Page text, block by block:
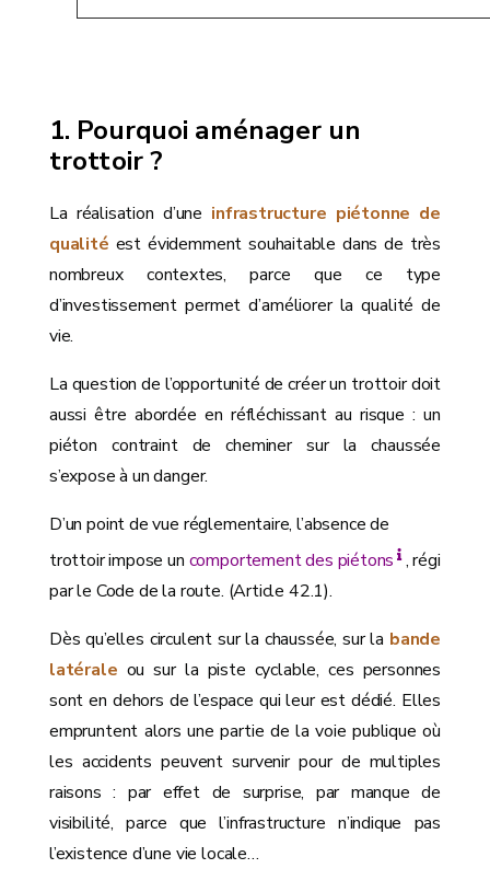
Pourquoi aménager un
trottoir ?
La réalisation d’une infrastructure piétonne de
qualité est évidemment souhaitable dans de très
nombreux contextes, parce que ce type
d’investissement permet d’améliorer la qualité de
vie.
La question de l’opportunité de créer un trottoir doit
aussi être abordée en réfléchissant au risque : un
piéton contraint de cheminer sur la chaussée
s’expose à un danger.
D’un point de vue réglementaire, l’absence de
trottoir impose un comportement des piétons , régi
par le Code de la route. (Article 42.1).
Dès qu’elles circulent sur la chaussée, sur la bande
latérale ou sur la piste cyclable, ces personnes
sont en dehors de l’espace qui leur est dédié. Elles
empruntent alors une partie de la voie publique où
les accidents peuvent survenir pour de multiples
raisons : par effet de surprise, par manque de
visibilité, parce que l’infrastructure n’indique pas
l’existence d’une vie locale…